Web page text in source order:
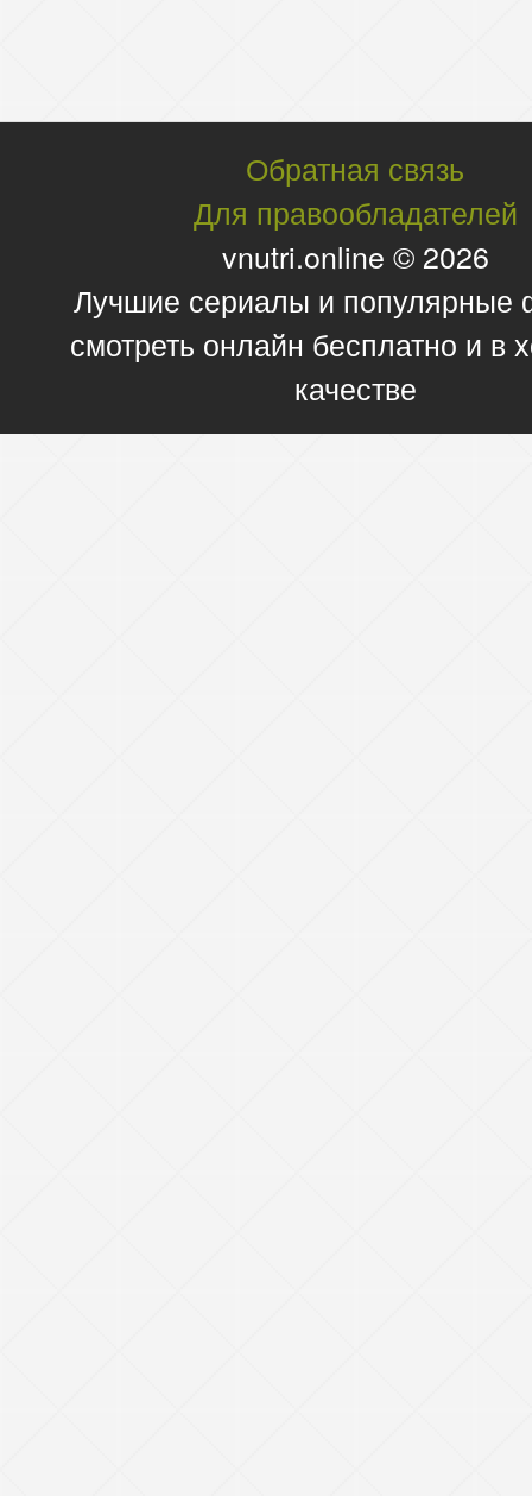
Обратная связь
Для правообладателей
vnutri.online © 2026
Лучшие сериалы и
смотреть онлайн бесплатно и в
качестве